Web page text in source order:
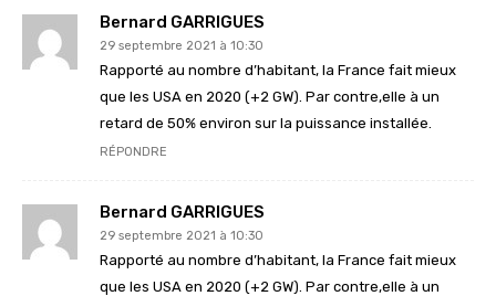
Bernard GARRIGUES
29 septembre 2021 à 10:30
Rapporté au nombre d’habitant, la France fait mieux
que les USA en 2020 (+2 GW). Par contre,elle à un
retard de 50% environ sur la puissance installée.
RÉPONDRE
Bernard GARRIGUES
29 septembre 2021 à 10:30
Rapporté au nombre d’habitant, la France fait mieux
que les USA en 2020 (+2 GW). Par contre,elle à un